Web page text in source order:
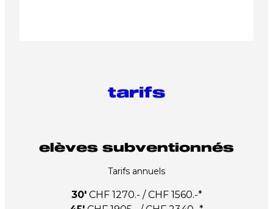
tarifs
elèves subventionnés
Tarifs annuels
30′CHF 1270.- / CHF 1560.-*